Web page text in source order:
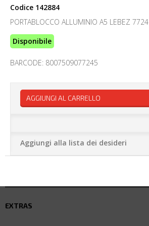
Codice 142884
PORTABLOCCO ALLUMINIO A5 LEBEZ 7724
Disponibile
BARCODE: 8007509077245
AGGIUNGI AL CARRELLO
Aggiungi alla lista dei desideri
EXTRAS